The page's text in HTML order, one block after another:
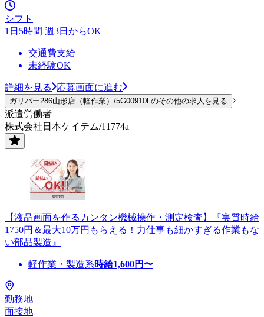
シフト
1日5時間 週3日からOK
交通費支給
未経験OK
詳細を見る 応募画面に進む
ガリバー286山形店（軽作業）/5G00910Lのその他の求人を見る
派遣労働者
株式会社日本ケイテム/11774a
【液晶画面を作るカンタン機械操作・測定検査】『実質時給
1750円＆最大10万円もらえる！力仕事も細かすぎる作業もな
い部品製造』
軽作業・製造系時給1,600円〜
勤務地
面接地